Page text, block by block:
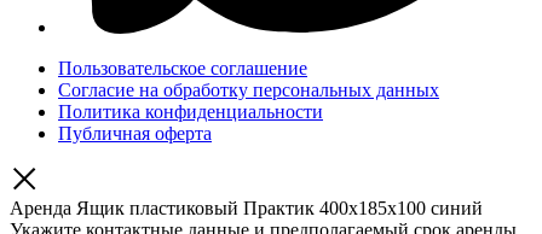
Пользовательское соглашение
Согласие на обработку персональных данных
Политика конфиденциальности
Публичная оферта
Аренда Ящик пластиковый Практик 400x185x100 синий